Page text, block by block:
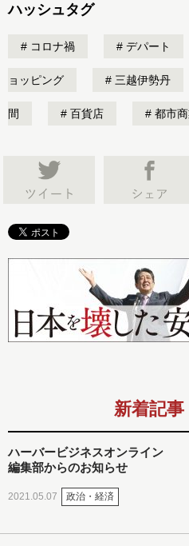
ハッシュタグ
コロナ禍 デパート
ョッピング 三越伊勢丹
間 百貨店 都市
新着記事
ハーバービジネスオンライン
編集部からのお知らせ
2021.05.07 政治・経済